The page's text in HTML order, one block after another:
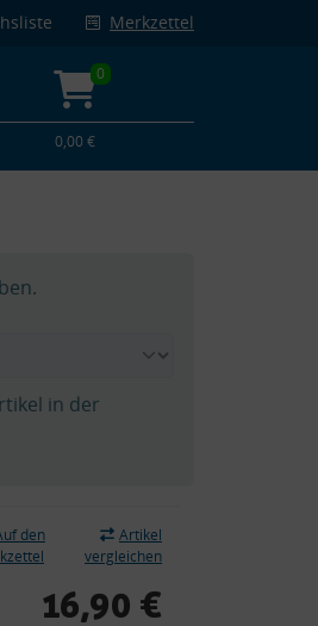
Merkzettel
0
0,00 €
in der
den
Artikel
vergleichen
16,90 €